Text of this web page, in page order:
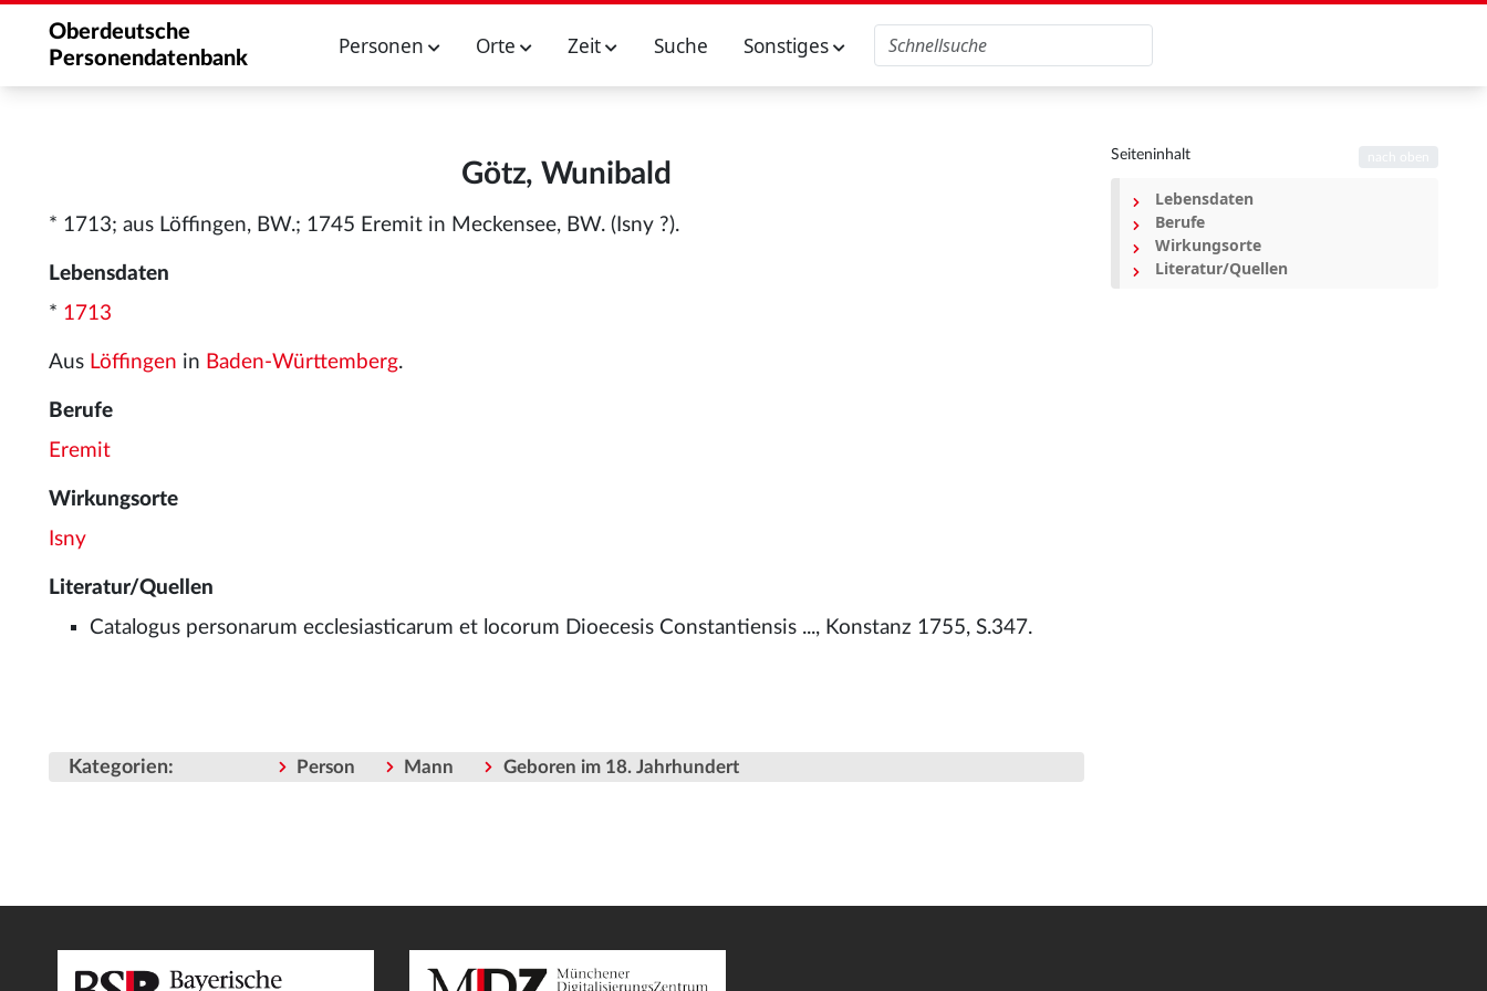
Oberdeutsche
Personendatenbank
Personen Orte Zeit Suche Sonstiges
Götz, Wunibald
* 1713; aus Löffingen, BW.; 1745 Eremit in Meckensee, BW. (Isny ?).
Lebensdaten
* 1713
Aus Löffingen in Baden-Württemberg.
Berufe
Eremit
Wirkungsorte
Isny
Literatur/Quellen
Catalogus personarum ecclesiasticarum et locorum Dioecesis Constantiensis ..., Konstanz 1755, S.347.
Kategorien: Person Mann Geboren im 18. Jahrhundert
Seiteninhalt
Lebensdaten
Berufe
Wirkungsorte
Literatur/Quellen